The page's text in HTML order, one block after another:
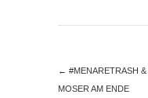
← #MENARETRASH
MOSER AM ENDE